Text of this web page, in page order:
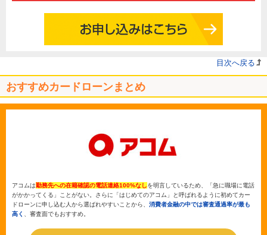
目次へ戻る
おすすめカードローンまとめ
アコムは勤務先への在籍確認の電話連絡100%なしを明言しているため、「急に職場に電話
がかかってくる」ことがない。さらに「はじめてのアコム」と呼ばれるように初めてカー
ドローンに申し込む人から選ばれやすいことから、 消費者金融の中では審査通過率が最も
高く
、審査面でもおすすめ。